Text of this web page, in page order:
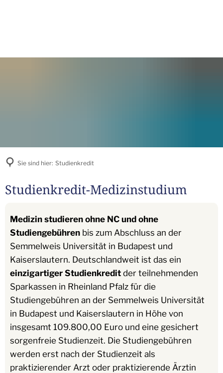
Sie sind hier: Studienkredit
Studienkredit-Medizinstudium
Medizin studieren ohne NC und ohne
Studiengebühren bis zum Abschluss an der
Semmelweis Universität in Budapest und
Kaiserslautern. Deutschlandweit ist das ein
einzigartiger Studienkredit der teilnehmenden
Sparkassen in Rheinland Pfalz für die
Studiengebühren an der Semmelweis Universität
in Budapest und Kaiserslautern in Höhe von
insgesamt 109.800,00 Euro und eine gesichert
sorgenfreie Studienzeit. Die Studiengebühren
werden erst nach der Studienzeit als
praktizierender Arzt oder praktizierende Ärztin